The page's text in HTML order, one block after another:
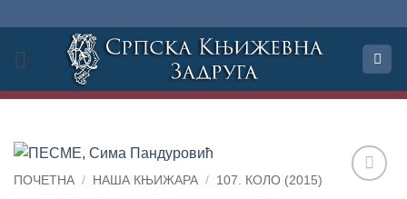
садржај
ПОЧЕТНА / НАША КЊИЖАРА / 107. КОЛО (2015)